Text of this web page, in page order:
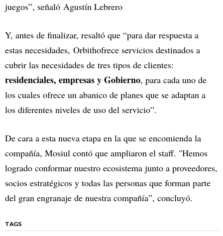
juegos”, señaló Agustín Lebrero
Y, antes de finalizar, resaltó que “para dar respuesta a
estas necesidades, Orbithofrece servicios destinados a
cubrir las necesidades de tres tipos de clientes:
residenciales, empresas y Gobierno, para cada uno de
los cuales ofrece un abanico de planes que se adaptan a
los diferentes niveles de uso del servicio”.
De cara a esta nueva etapa en la que se encomienda la
compañía, Mosiul contó que ampliaron el staff. "Hemos
logrado conformar nuestro ecosistema junto a proveedores,
socios estratégicos y todas las personas que forman parte
del gran engranaje de nuestra compañía”, concluyó.
TAGS